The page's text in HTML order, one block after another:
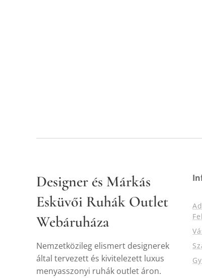
Designer és Márkás
Esküvői Ruhák Outlet
Webáruháza
Nemzetközileg elismert designerek
által tervezett és kivitelezett luxus
menyasszonyi ruhák outlet áron.